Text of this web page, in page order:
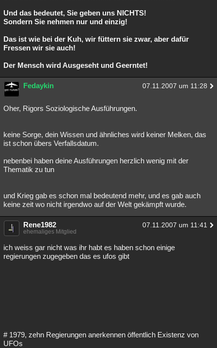
Und das bedeutet, Sie geben uns NICHTS!
Sondern Sie nehmen nur und einzig!
Das ist wie bei der Kuh, wir füttern sie zwar, aber dafür
Fressen wir sie auch!
Der Mensch wird Ausgeseht und Geerntet!
Fedaykin 07.11.2007 um 11:28
Oher, Rigors Soziologische Ausführungen.
keine Sorge, dein Wissen und ähnliches wird keiner Melken, das
ist schon übers Verfallsdatum.
nebenbei haben deine Ausführungen herzlich wenig mit der
Thematik zu tun
und Krieg gab es schon mal bedeutend mehr, und es gab auch
keine zeit wo nicht irgendwo auf der Welt gekämpft wurde.
Rene1982 07.11.2007 um 11:41
ehemaliges Mitglied
ich weiss gar nicht was ihr habt es haben schon einige
regierungen zugegeben das es ufos gibt
# 1979, zehn Regierungen anerkennen öffentlich Existenz von
UFOs